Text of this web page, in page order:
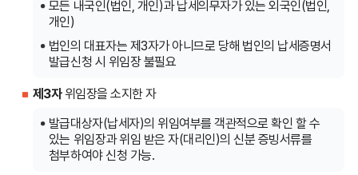
모든 내국인(법인, 개인)과 납세의무자가 있는 외국인(법인,
개인)
법인의 대표자는 제3자가 아니므로 당해 법인의 납세증명서
발급신청 시 위임장 불필요
제3자위임장을 소지한 자
발급대상자(납세자)의 위임여부를 객관적으로 확인 할 수
있는 위임장과 위임 받은 자(대리인)의 신분 증빙서류를
첨부하여야 신청 가능.